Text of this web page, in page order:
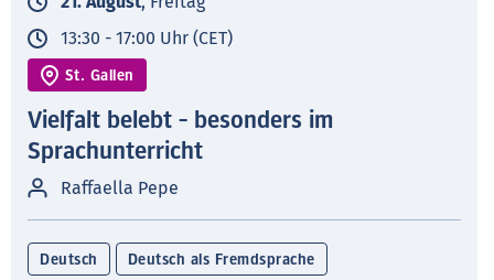
13:30 - 17:00 Uhr (CET)
St. Gallen
Vielfalt belebt - besonders im
Sprachunterricht
Raffaella Pepe
Deutsch Deutsch als Fremdsprache